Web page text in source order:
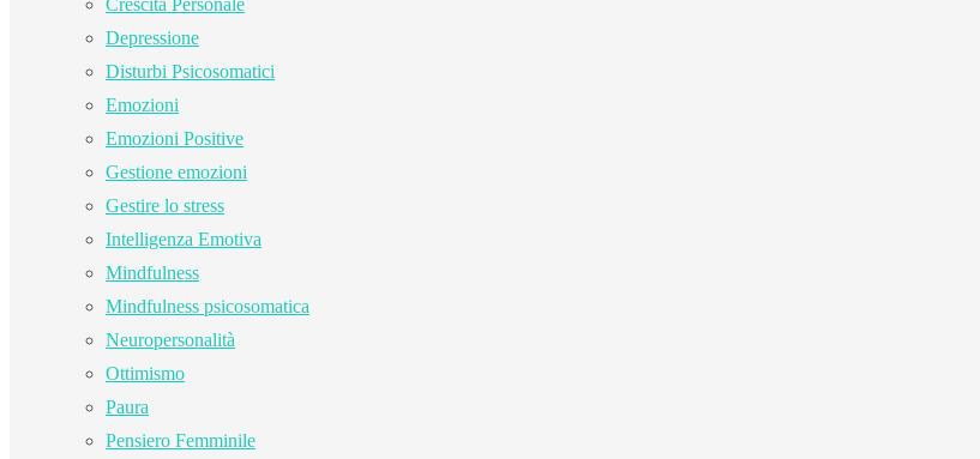
Crescita Personale
Depressione
Disturbi Psicosomatici
Emozioni
Emozioni Positive
Gestione emozioni
Gestire lo stress
Intelligenza Emotiva
Mindfulness
Mindfulness psicosomatica
Neuropersonalità
Ottimismo
Paura
Pensiero Femminile